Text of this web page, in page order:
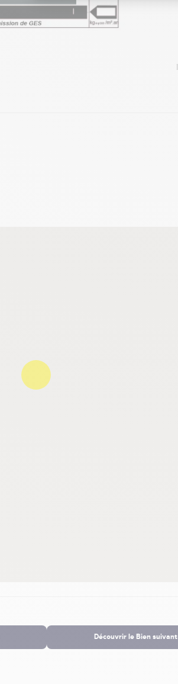
Découvrir le Bien suivant